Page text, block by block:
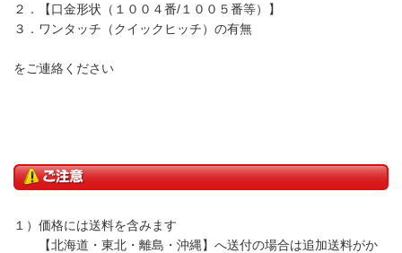
２．【口金形状（１００４番/１００５番等）】
３．ワンタッチ（クイックヒッチ）の有無
をご連絡ください
１）価格には送料を含みます
【北海道・東北・離島・沖縄】へ送付の場合は追加送料がか